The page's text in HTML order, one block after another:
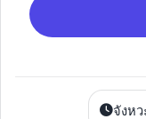
จังหว